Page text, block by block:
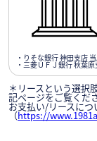
・りそな銀行 神田支店
・三菱ＵＦＪ銀行 秋葉
＊リースという選択
記ページをご覧くだ
お支払い/リースにつ
（https://